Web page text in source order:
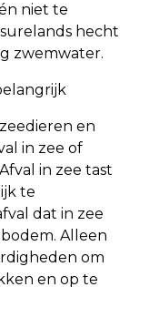
niet te
hecht
zwemwater.
en
in zee of
in zee tast
te
dat in zee
Alleen
om
en op te